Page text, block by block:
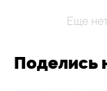
Еще
Поделись